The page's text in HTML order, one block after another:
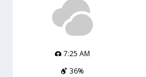
7:25 AM
36%